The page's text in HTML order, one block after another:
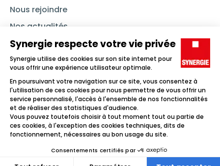
Nous rejoindre
Nos actualités
Nous contacter
Linkedin SynergieInstagramTikTok Youtube
Trouver un emploi
Icône d'illustration
Candidats
Icône d'illustration
Icône d'illustration